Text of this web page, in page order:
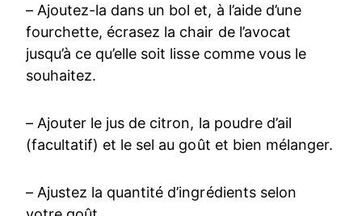
– Ajoutez-la dans un bol et, à l’aide d’une
fourchette, écrasez la chair de l’avocat
jusqu’à ce qu’elle soit lisse comme vous le
souhaitez.
– Ajouter le jus de citron, la poudre d’ail
(facultatif) et le sel au goût et bien mélanger.
– Ajustez la quantité d’ingrédients selon